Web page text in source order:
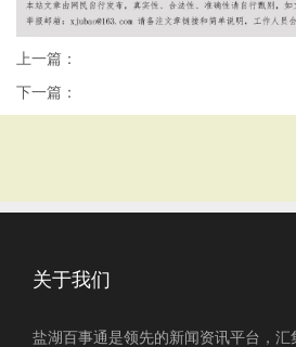
上一篇：
下一篇：
关于我们
盐湖百事通是领先的新闻资讯平台，汇